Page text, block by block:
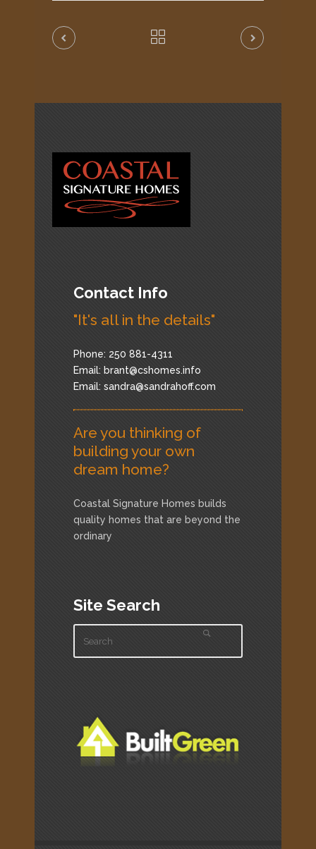
Contact Info
"It's all in the details"
Phone: 250 881-4311
Email: brant@cshomes.info
Email: sandra@sandrahoff.com
Are you thinking of
building your own
dream home?
Coastal Signature Homes builds
quality homes that are beyond the
ordinary
Site Search